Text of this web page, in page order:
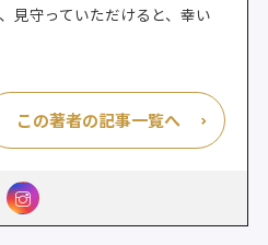
見守っていただけると、幸い
この著者の記事一覧へ